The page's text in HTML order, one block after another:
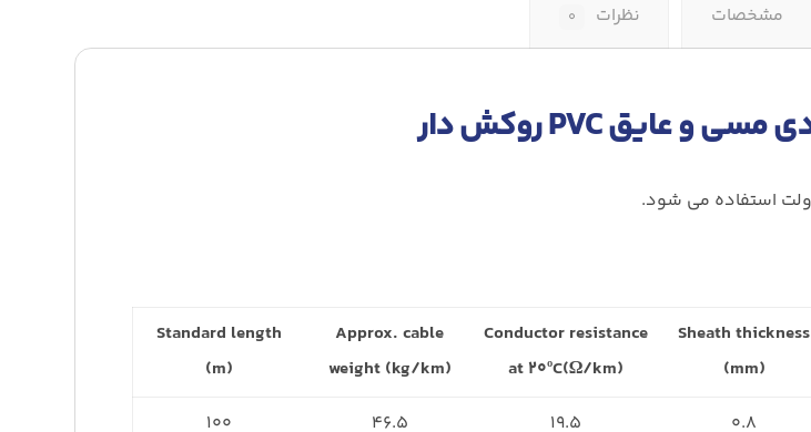
مشخصات نظرات ۰
Sheath thickness
(mm)
Conductor resistance
at ۲۰ºC(Ω/km)
Approx. cable
weight (kg/km)
Standard length
(m)
۰.۸ ۱۹.۵ ۴۶.۵
۱۰۰